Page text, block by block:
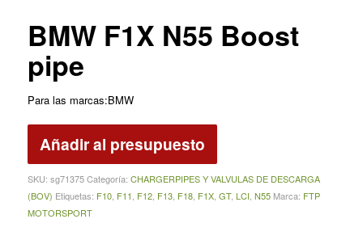
BMW F1X N55 Boost
pipe
Para las marcas:BMW
Añadir al presupuesto
SKU: sg71375 Categoría: CHARGERPIPES Y VALVULAS DE DESCARGA
(BOV) Etiquetas: F10, F11 F12, F13, F18, F1X, GT, LCI N55 Marca: FTP
MOTORSPORT